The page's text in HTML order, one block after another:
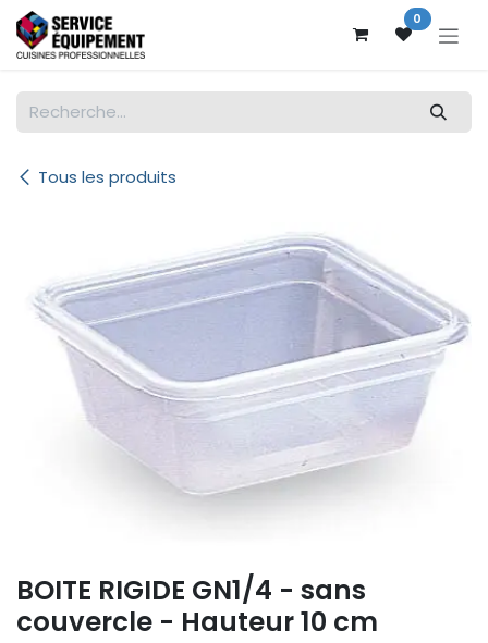
Se rendre au contenu 0
Tous les produits
BOITE RIGIDE GN1/4 - sans
couvercle - Hauteur 10 cm